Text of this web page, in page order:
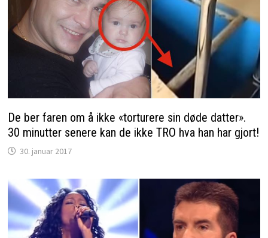
De ber faren om å ikke «torturere sin døde datter».
30 minutter senere kan de ikke TRO hva han har gjort!
30. januar 2017